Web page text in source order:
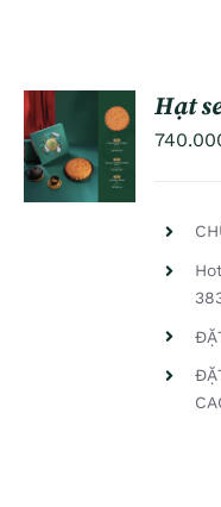
ADD TO
CART
/
DETAILS
Hạt